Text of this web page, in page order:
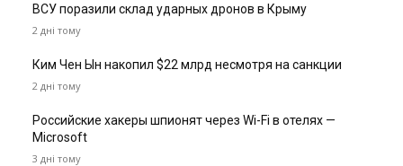
ВСУ поразили склад ударных дронов в Крыму
2 дні тому
Ким Чен Ын накопил $22 млрд несмотря на санкции
2 дні тому
Российские хакеры шпионят через Wi-Fi в отелях —
Microsoft
3 дні тому